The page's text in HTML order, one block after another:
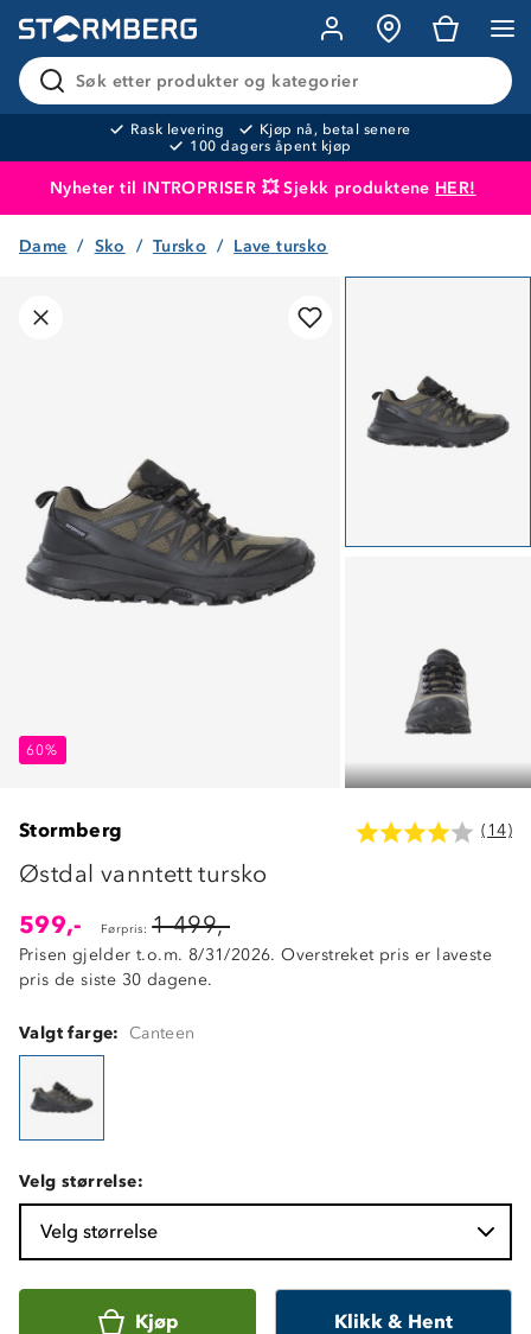
Søk etter produkter og kategorier
Rask levering
Kjøp nå, betal senere
100 dagers åpent kjøp
Nyheter til INTROPRISER 💥 Sjekk produktene HER!
Produktet er lagt i handlekurven
Dame Sko Tursko Lave tursko
60%
60%
Stormberg (14)
Østdal vanntett tursko
599,-
Førpris: 1 499,-
Prisen gjelder t.o.m. 8/31/2026. Overstreket pris er laveste
pris de siste 30 dagene.
Valgt farge: Canteen
Velg størrelse:
Velg størrelse
Kjøp Klikk & Hent